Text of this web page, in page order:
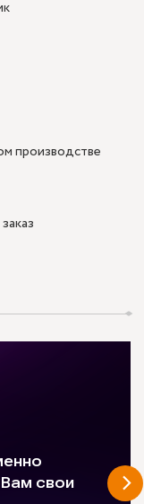
производстве